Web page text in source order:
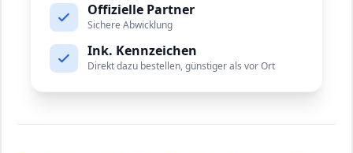
Offizielle Partner
Sichere Abwicklung
Ink. Kennzeichen
Direkt dazu bestellen, günstiger als vor Ort